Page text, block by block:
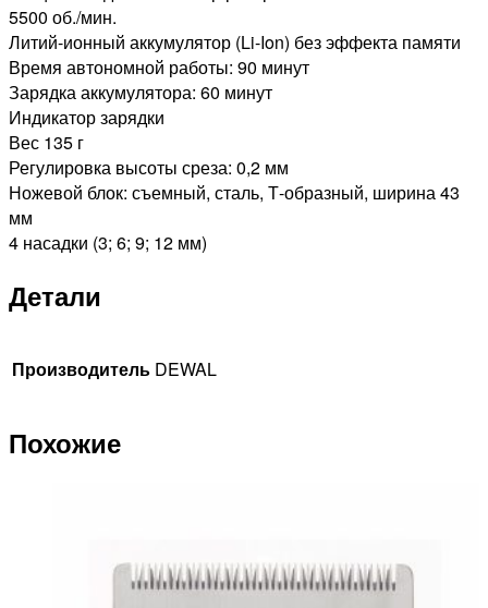
5500 об./мин.
Литий-ионный аккумулятор (Li-Ion) без эффекта памяти
Время автономной работы: 90 минут
Зарядка аккумулятора: 60 минут
Индикатор зарядки
Вес 135 г
Регулировка высоты среза: 0,2 мм
Ножевой блок: съемный, сталь, Т-образный, ширина 43
мм
4 насадки (3; 6; 9; 12 мм)
Детали
Производитель DEWAL
Похожие